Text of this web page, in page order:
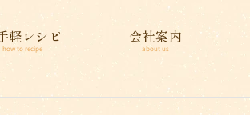
軽レシピ
how to recipe
会社案内
about us